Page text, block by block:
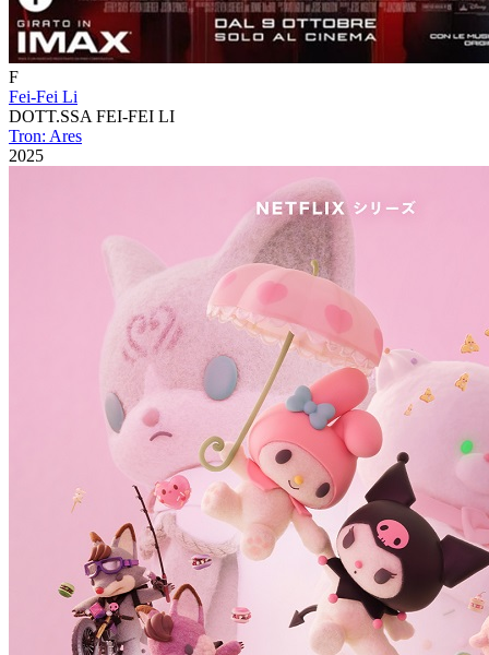
F
Fei-Fei Li
DOTT.SSA FEI-FEI LI
Tron: Ares
2025